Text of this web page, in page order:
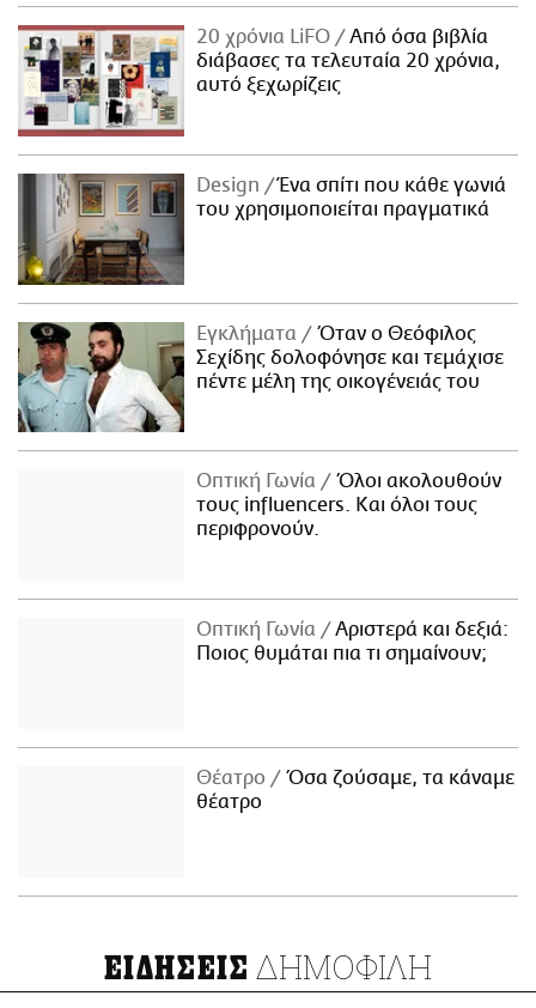
20 χρόνια LiFO
Από όσα βιβλία
διάβασες τα τελευταία 20 χρόνια,
αυτό ξεχωρίζεις
Design
Ένα σπίτι που κάθε γωνιά
του χρησιμοποιείται πραγματικά
Εγκλήματα
Όταν ο Θεόφιλος
Σεχίδης δολοφόνησε και τεμάχισε
πέντε μέλη της οικογένειάς του
Οπτική Γωνία
Όλοι ακολουθούν
τους influencers. Και όλοι τους
περιφρονούν.
Οπτική Γωνία
Αριστερά και δεξιά:
Ποιος θυμάται πια τι σημαίνουν;
Θέατρο
Όσα ζούσαμε, τα κάναμε
θέατρο
ΕΙΔΗΣΕΙΣ ΔΗΜΟΦΙΛΗ